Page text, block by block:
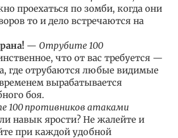
проехаться по зомби, когда они
то и дело встречаются на
— Отрубите 100
что от вас требуется —
где отрубаются любые видимые
вырабатывается
боя.
100 противников атаками
навык ярости? Не жалейте и
при каждой удобной